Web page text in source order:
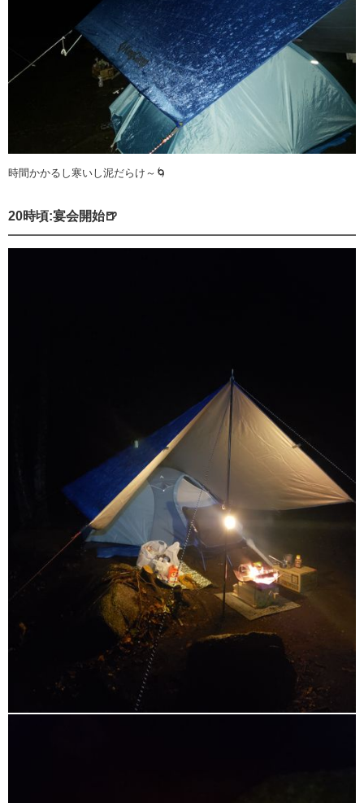
時間かかるし寒いし泥だらけ～🌀
20時頃:宴会開始🍺